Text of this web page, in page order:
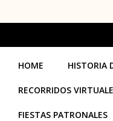
HOME HISTORIA
RECORRIDOS
FIESTAS PATRONALES